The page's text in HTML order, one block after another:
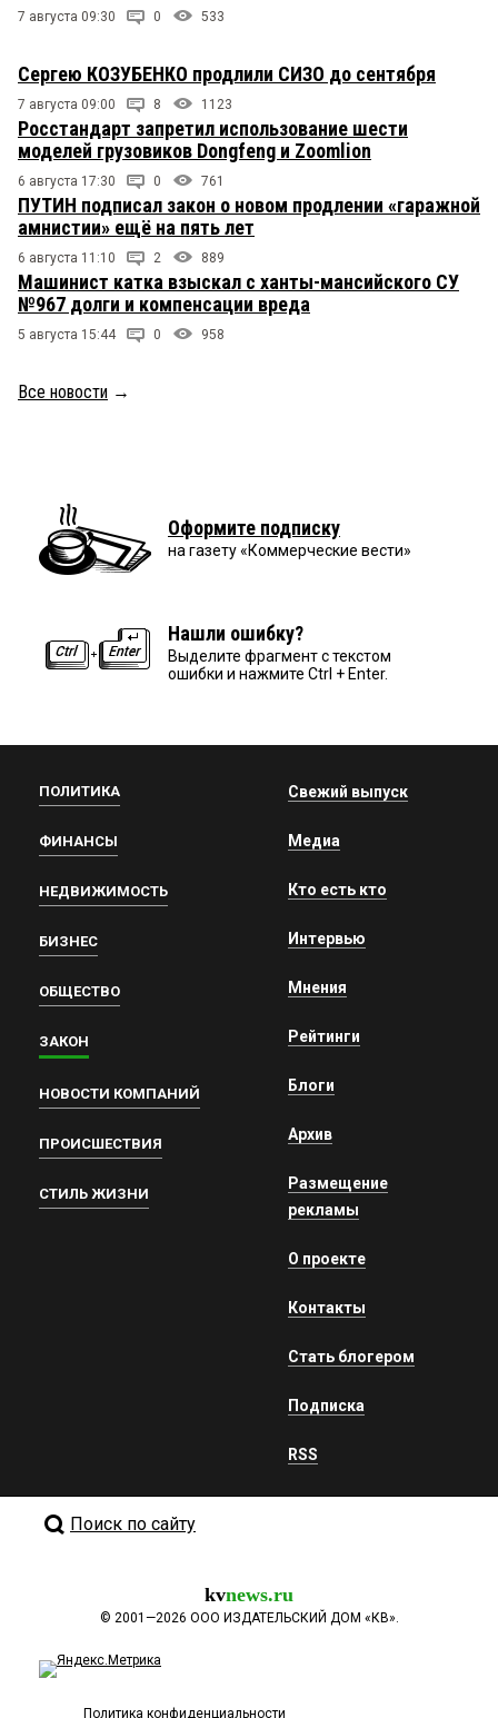
7 августа 09:30 0 533
Сергею КОЗУБЕНКО продлили СИЗО до сентября
7 августа 09:00 8 1123
Росстандарт запретил использование шести
моделей грузовиков Dongfeng и Zoomlion
6 августа 17:30 0 761
ПУТИН подписал закон о новом продлении «гаражной
амнистии» ещё на пять лет
6 августа 11:10 2 889
Машинист катка взыскал с ханты-мансийского СУ
№967 долги и компенсации вреда
5 августа 15:44 0 958
Все новости →
Оформите подписку
на газету «Коммерческие вести»
Нашли ошибку?
Выделите фрагмент с текстом
ошибки и нажмите Ctrl + Enter.
ПОЛИТИКА
ФИНАНСЫ
НЕДВИЖИМОСТЬ
БИЗНЕС
ОБЩЕСТВО
ЗАКОН
НОВОСТИ КОМПАНИЙ
ПРОИСШЕСТВИЯ
СТИЛЬ ЖИЗНИ
Свежий выпуск
Медиа
Кто есть кто
Интервью
Мнения
Рейтинги
Блоги
Архив
Размещение
рекламы
О проекте
Контакты
Стать блогером
Подписка
RSS
Поиск по сайту
kvnews.ru
© 2001—2026 ООО ИЗДАТЕЛЬСКИЙ ДОМ «КВ».
Политика конфиденциальности